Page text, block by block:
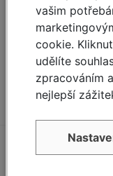
02.jpg
[105.0 kB, JPG]
122247-
03.jpg
[166.0 kB, JPG]
Zeptejte se (0)
vašim
cookie.
udělíte
zpracováním
nejlepší